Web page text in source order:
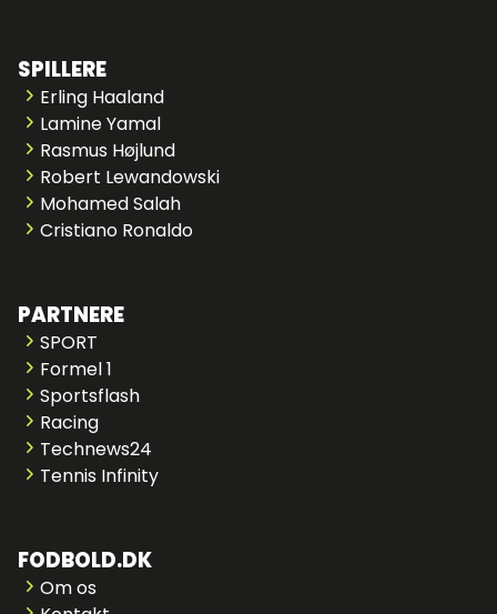
SPILLERE
Erling Haaland
Lamine Yamal
Rasmus Højlund
Robert Lewandowski
Mohamed Salah
Cristiano Ronaldo
PARTNERE
SPORT
Formel 1
Sportsflash
Racing
Technews24
Tennis Infinity
FODBOLD.DK
Om os